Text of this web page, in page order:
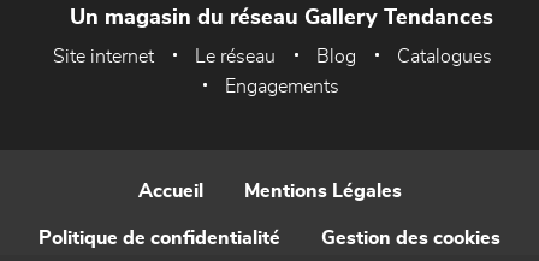
Un magasin du réseau Gallery Tendances
Site internet Le réseau Blog
Catalogues
Engagements
Accueil Mentions Légales
Politique de confidentialité Gestion des cookies